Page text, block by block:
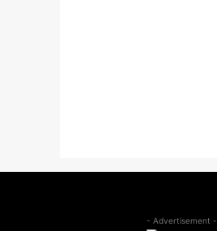
- Advertisement -